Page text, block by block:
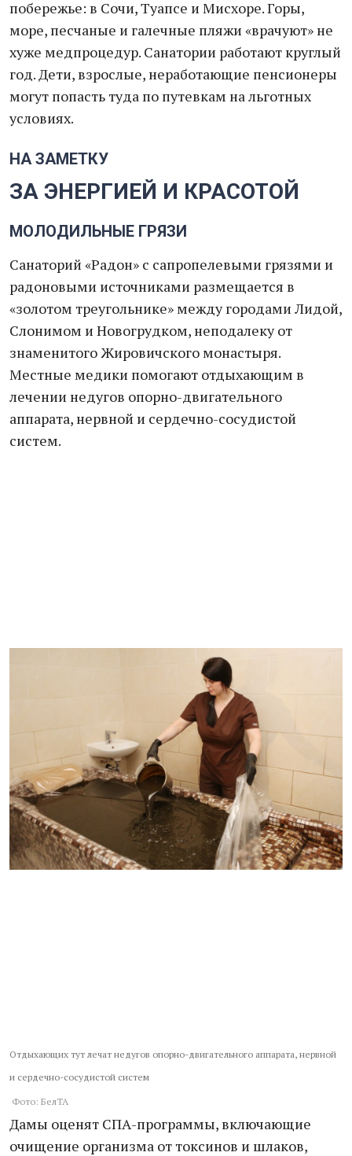
побережье: в Сочи, Туапсе и Мисхоре. Горы,
море, песчаные и галечные пляжи «врачуют» не
хуже медпроцедур. Санатории работают круглый
год. Дети, взрослые, неработающие пенсионеры
могут попасть туда по путевкам на льготных
условиях.
НА ЗАМЕТКУ
ЗА ЭНЕРГИЕЙ И КРАСОТОЙ
МОЛОДИЛЬНЫЕ ГРЯЗИ
Санаторий «Радон» с сапропелевыми грязями и
радоновыми источниками размещается в
«золотом треугольнике» между городами Лидой,
Слонимом и Новогрудком, неподалеку от
знаменитого Жировичского монастыря.
Местные медики помогают отдыхающим в
лечении недугов опорно-двигательного
аппарата, нервной и сердечно-сосудистой
систем.
Отдыхающих тут лечат недугов опорно-двигательного аппарата, нервной
и сердечно-сосудистой систем
Фото: БелТА
Дамы оценят СПА-программы, включающие
очищение организма от токсинов и шлаков,